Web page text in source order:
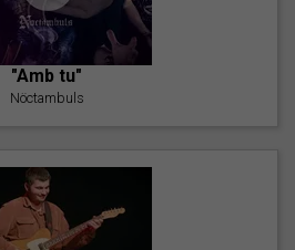
"Amb tu"
Nöctambuls